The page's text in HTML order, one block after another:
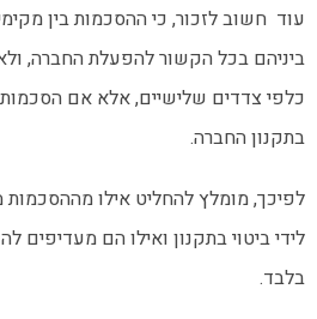
עוד חשוב לזכור, כי ההסכמות בין
ביניהם בכל הקשור להפעלת החברה,
כלפי צדדים שלישיים, אלא אם הסכמות
בתקנון החברה.
לפיכך, מומלץ להחליט אילו מההסכמות
לידי ביטוי בתקנון ואילו הם מעדיפים
בלבד.